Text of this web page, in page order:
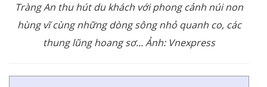
Tràng An thu hút du khách với phong cảnh núi non
hùng vĩ cùng những dòng sông nhỏ quanh co, các
thung lũng hoang sơ... Ảnh: Vnexpress